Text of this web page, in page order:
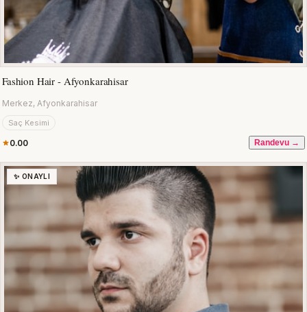
Fashion Hair - Afyonkarahisar
Merkez, Afyonkarahisar
Saç Kesimi
0.00 Randevu →
✨ ONAYLI